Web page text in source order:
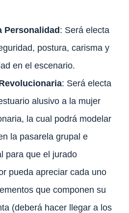
Personalidad: Será electa
postura, carisma y
en el escenario.
: Será electa
alusivo a la mujer
la cual podrá modelar
la pasarela grupal e
para que el jurado
pueda apreciar cada uno
que componen su
(deberá hacer llegar a los